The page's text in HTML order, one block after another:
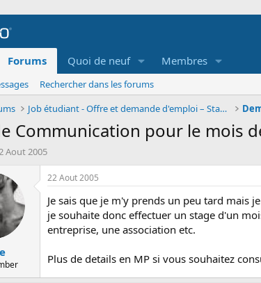
Forums Quoi de neuf Membres
Rechercher dans les forums
Job étudiant - Offre et demande d'emploi – Stage
Communication pour le mois
Aout 2005
22 Aout 2005
Je sais que je m'y prends un peu tard mais
je souhaite donc effectuer un stage d'un
entreprise, une association etc.
Plus de details en MP si vous souhaitez